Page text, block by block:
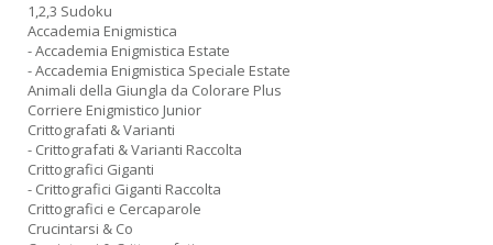
1,2,3 Sudoku
Accademia Enigmistica
- Accademia Enigmistica Estate
- Accademia Enigmistica Speciale Estate
Animali della Giungla da Colorare Plus
Corriere Enigmistico Junior
Crittografati & Varianti
- Crittografati & Varianti Raccolta
Crittografici Giganti
- Crittografici Giganti Raccolta
Crittografici e Cercaparole
Crucintarsi & Co